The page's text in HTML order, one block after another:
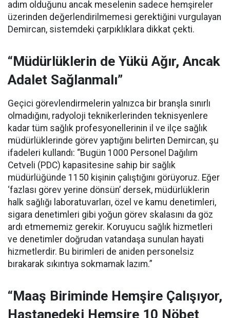
adım olduğunu ancak meselenin sadece hemşireler
üzerinden değerlendirilmemesi gerektiğini vurgulayan
Demircan, sistemdeki çarpıklıklara dikkat çekti.
“Müdürlüklerin de Yükü Ağır, Ancak
Adalet Sağlanmalı”
Geçici görevlendirmelerin yalnızca bir branşla sınırlı
olmadığını, radyoloji teknikerlerinden teknisyenlere
kadar tüm sağlık profesyonellerinin il ve ilçe sağlık
müdürlüklerinde görev yaptığını belirten Demircan, şu
ifadeleri kullandı: “Bugün 1000 Personel Dağılım
Cetveli (PDC) kapasitesine sahip bir sağlık
müdürlüğünde 1150 kişinin çalıştığını görüyoruz. Eğer
‘fazlası görev yerine dönsün’ dersek, müdürlüklerin
halk sağlığı laboratuvarları, özel ve kamu denetimleri,
sigara denetimleri gibi yoğun görev skalasını da göz
ardı etmememiz gerekir. Koruyucu sağlık hizmetleri
ve denetimler doğrudan vatandaşa sunulan hayati
hizmetlerdir. Bu birimleri de aniden personelsiz
bırakarak sıkıntıya sokmamak lazım.”
“Maaş Biriminde Hemşire Çalışıyor,
Hastanedeki Hemşire 10 Nöbet